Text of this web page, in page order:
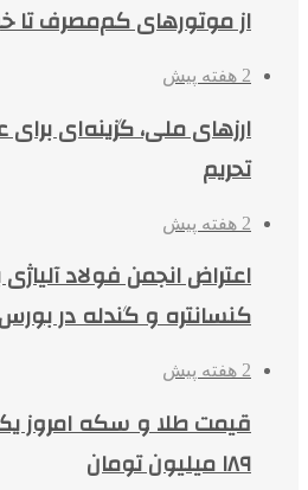
از موتورهای کم‌مصرف تا
2 هفته پیش
ارزهای ملی، گزینه‌ای
تحریم
2 هفته پیش
اعتراض انجمن فولاد
کنسانتره و گندله در
2 هفته پیش
قیمت طلا و سکه امروز
۱۸۹ میلیون تومان